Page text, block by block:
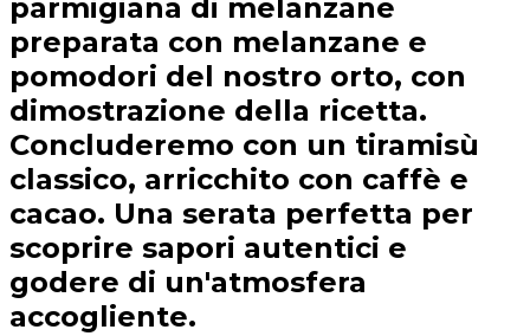
parmigiana di melanzane
preparata con melanzane e
pomodori del nostro orto, con
dimostrazione della ricetta.
Concluderemo con un tiramisù
classico, arricchito con caffè e
cacao. Una serata perfetta per
scoprire sapori autentici e
godere di un'atmosfera
accogliente.